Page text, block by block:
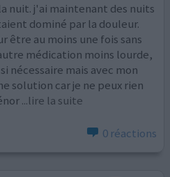
nuit. j'ai maintenant des nuits
dominé par la douleur.
être au moins une fois sans
médication moins lourde,
nécessaire mais avec mon
solution car je ne peux rien
...lire la suite
0 réactions